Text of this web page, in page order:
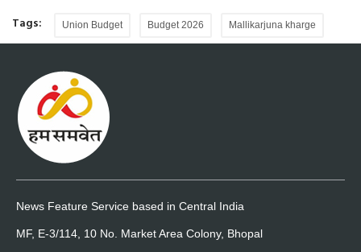
Tags: Union Budget Budget 2026 Mallikarjuna kharge
News Feature Service based in Central India
MF, E-3/114, 10 No. Market Area Colony, Bhopal